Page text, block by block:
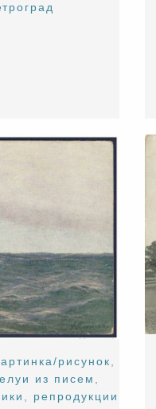
рисунок
из писем
репродукции